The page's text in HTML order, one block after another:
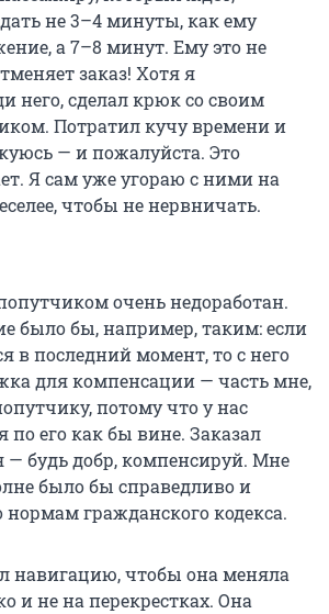
не 3–4 минуты, как ему
а 7–8 минут. Ему это не
заказ! Хотя я
него, сделал крюк со своим
Потратил кучу времени и
— и пожалуйста. Это
Я сам уже угораю с ними на
чтобы не нервничать.
очень недоработан.
было бы, например, таким: если
в последний момент, то с него
для компенсации — часть мне,
потому что у нас
по его как бы вине. Заказал
— будь добр, компенсируй. Мне
было бы справедливо и
нормам гражданского кодекса.
навигацию, чтобы она меняла
и не на перекрестках. Она